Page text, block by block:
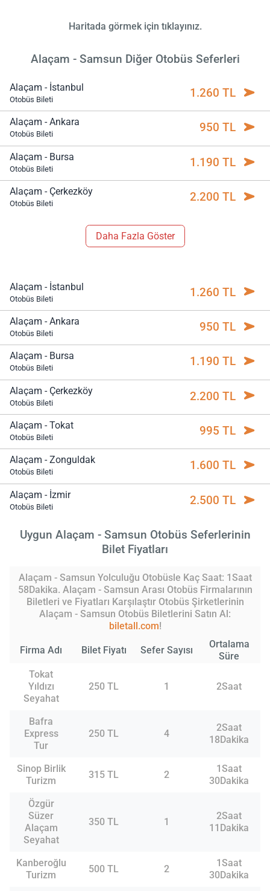
Haritada görmek için tıklayınız.
Alaçam - Samsun Diğer Otobüs Seferleri
Alaçam - İstanbul
Otobüs Bileti 1.260 TL
Alaçam - Ankara
Otobüs Bileti 950 TL
Alaçam - Bursa
Otobüs Bileti 1.190 TL
Alaçam - Çerkezköy
Otobüs Bileti 2.200 TL
Daha Fazla Göster
Alaçam - İstanbul
Otobüs Bileti 1.260 TL
Alaçam - Ankara
Otobüs Bileti 950 TL
Alaçam - Bursa
Otobüs Bileti 1.190 TL
Alaçam - Çerkezköy
Otobüs Bileti 2.200 TL
Alaçam - Tokat
Otobüs Bileti 995 TL
Alaçam - Zonguldak
Otobüs Bileti 1.600 TL
Alaçam - İzmir
Otobüs Bileti 2.500 TL
Uygun Alaçam - Samsun Otobüs Seferlerinin
Bilet Fiyatları
Alaçam - Samsun Yolculuğu Otobüsle Kaç Saat: 1Saat
58Dakika. Alaçam - Samsun Arası Otobüs Firmalarının
Biletleri ve Fiyatları Karşılaştır Otobüs Şirketlerinin
Alaçam - Samsun Otobüs Biletlerini Satın Al:
biletall.com!
Firma Adı Bilet Fiyatı Sefer Sayısı
Ortalama
Süre
Tokat
Yıldızı
Seyahat
250 TL 1 2Saat
Bafra
Express
Tur
250 TL 4
2Saat
18Dakika
Sinop Birlik
Turizm
315 TL 2
1Saat
30Dakika
Özgür
Süzer
Alaçam
Seyahat
350 TL 1
2Saat
11Dakika
Kanberoğlu
Turizm
500 TL 2
1Saat
30Dakika